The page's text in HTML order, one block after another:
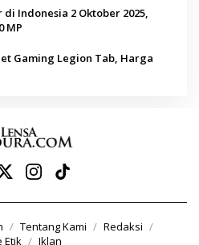
Indonesia 2 Oktober 2025,
MP
Gaming Legion Tab, Harga
Tentang Kami
Redaksi
Etik Iklan